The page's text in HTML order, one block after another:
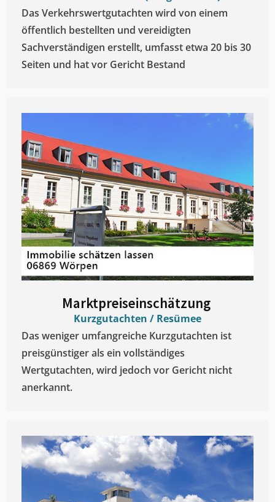
Das Verkehrswertgutachten wird von einem
öffentlich bestellten und vereidigten
Sachverständigen erstellt, umfasst etwa 20 bis 30
Seiten und hat vor Gericht Bestand
Marktpreiseinschätzung ​
Kurzgutachten / Resümee
Das weniger umfangreiche Kurzgutachten ist
preisgünstiger als ein vollständiges
Wertgutachten, wird jedoch vor Gericht nicht
anerkannt.